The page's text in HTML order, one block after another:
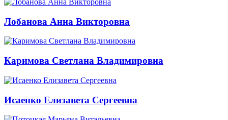
Лобанова Анна Викторовна
Каримова Светлана Владимировна
Исаенко Елизавета Сергеевна